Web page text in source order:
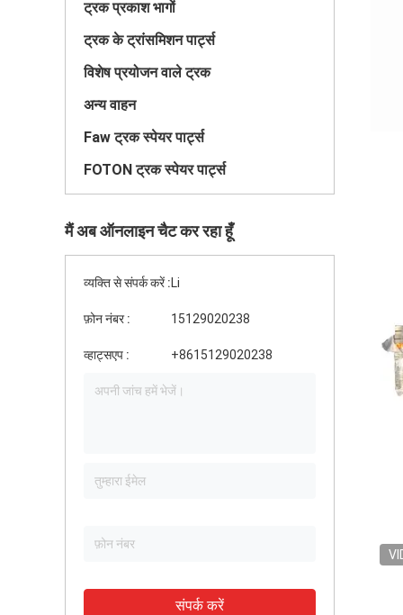
ट्रक प्रकाश भागों
ट्रक के ट्रांसमिशन पार्ट्स
विशेष प्रयोजन वाले ट्रक
अन्य वाहन
Faw ट्रक स्पेयर पार्ट्स
FOTON ट्रक स्पेयर पार्ट्स
मैं अब ऑनलाइन चैट कर रहा हूँ
व्यक्ति से संपर्क करें :Li
फ़ोन नंबर : 15129020238
व्हाट्सएप : +8615129020238
संपर्क करें